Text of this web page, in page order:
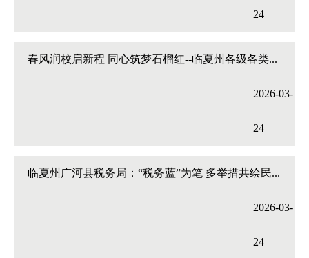
24
春风润校启新程 同心筑梦石榴红--临夏州各级各类...
2026-03-
24
临夏州广河县税务局：“税务蓝”为笔 多举措共绘民...
2026-03-
24